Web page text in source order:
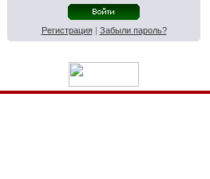
Регистрация| Забыли пароль?